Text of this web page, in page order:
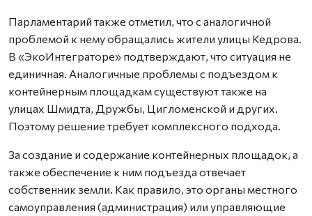
Парламентарий также отметил, что с аналогичной
проблемой к нему обращались жители улицы Кедрова.
В «ЭкоИнтеграторе» подтверждают, что ситуация не
единичная. Аналогичные проблемы с подъездом к
контейнерным площадкам существуют также на
улицах Шмидта, Дружбы, Цигломенской и других.
Поэтому решение требует комплексного подхода.
За создание и содержание контейнерных площадок, а
также обеспечение к ним подъезда отвечает
собственник земли. Как правило, это органы местного
самоуправления (администрация) или управляющие